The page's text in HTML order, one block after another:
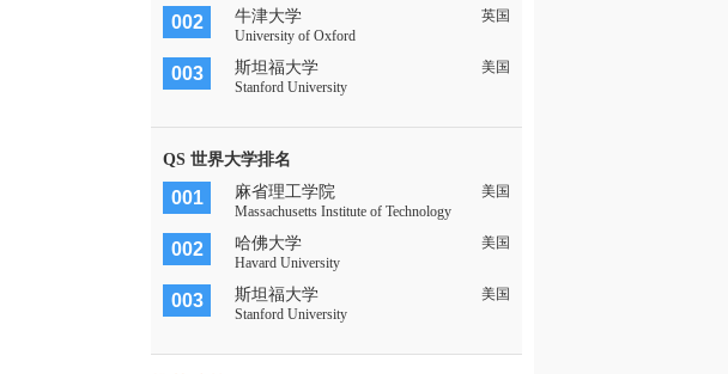
002 牛津大学
英国
University of Oxford
003 斯坦福大学
美国
Stanford University
QS 世界大学排名
001 麻省理工学院
美国
Massachusetts Institute of Technology
002 哈佛大学
美国
Havard University
003 斯坦福大学
美国
Stanford University